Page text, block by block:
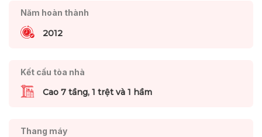
Năm hoàn thành
2012
Kết cấu tòa nhà
Cao 7 tầng, 1 trệt và 1 hầm
Thang máy